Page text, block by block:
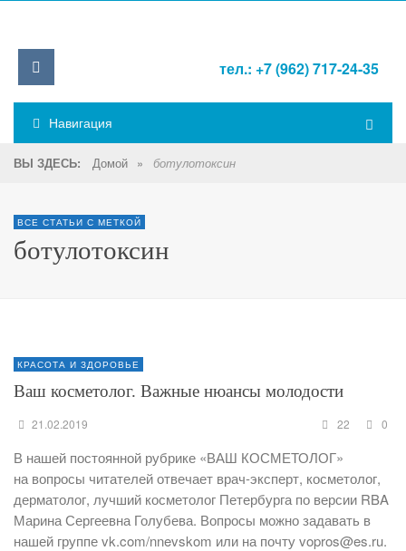
тел.: +7 (962) 717-24-35
Навигация
ВЫ ЗДЕСЬ: Домой » ботулотоксин
ВСЕ СТАТЬИ С МЕТКОЙ
ботулотоксин
КРАСОТА И ЗДОРОВЬЕ
Ваш косметолог. Важные нюансы молодости
21.02.2019 22 0
В нашей постоянной рубрике «ВАШ КОСМЕТОЛОГ»
на вопросы читателей отвечает врач-эксперт, косметолог,
дерматолог, лучший косметолог Петербурга по версии RBA
Марина Сергеевна Голубева. Вопросы можно задавать в
нашей группе vk.com/nnevskom или на почту vopros@es.ru.